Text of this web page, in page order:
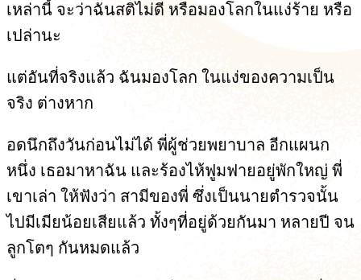
เหล่านี้ จะว่าฉันสติไม่ดี หรือมองโลกในแง่ร้าย หรือ
เปล่านะ
แต่อันที่จริงแล้ว ฉันมองโลก ในแง่ของความเป็น
จริง ต่างหาก
อดนึกถึงวันก่อนไม่ได้ พี่ผู้ช่วยพยาบาล อีกแผนก
หนึ่ง เธอมาหาฉัน และร้องไห้ฟูมฟายอยู่พักใหญ่ พี่
เขาเล่า ให้ฟังว่า สามีของพี่ ซึ่งเป็นนายตำรวจนั้น
ไปมีเมียน้อยเสียแล้ว ทั้งๆที่อยู่ด้วยกันมา หลายปี จน
ลูกโตๆ กันหมดแล้ว